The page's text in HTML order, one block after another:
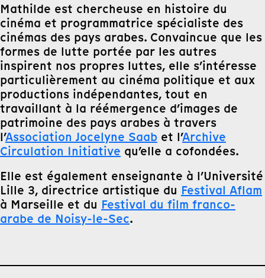
Mathilde est chercheuse en histoire du
cinéma et programmatrice spécialiste des
cinémas des pays arabes. Convaincue que les
formes de lutte portée par les autres
inspirent nos propres luttes, elle s’intéresse
particulièrement au cinéma politique et aux
productions indépendantes, tout en
travaillant à la réémergence d’images de
patrimoine des pays arabes à travers
l’Association Jocelyne Saab et l’Archive
Circulation Initiative qu’elle a cofondées.
Elle est également enseignante à l’Université
Lille 3, directrice artistique du Festival Aflam
à Marseille et du Festival du film franco-
arabe de Noisy-le-Sec.